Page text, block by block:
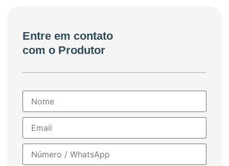
Entre em contato
com o Produtor